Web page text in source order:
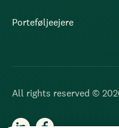
Porteføljeejere
All rights reserved ©